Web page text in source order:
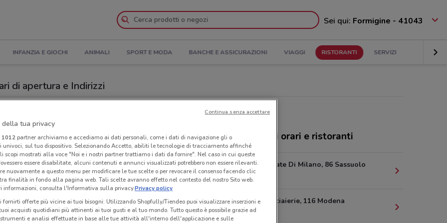
Sei qui: Formigine - 41043
INFANZIA E GIOCHI ANIMALI SPORT E MODA BANCHE E ASSICURAZIONI VIAGGI RISTORANTI SERVIZI
di apertura e Indirizzi
America Graffiti orari e ristoranti
Via 5 Giornate Di Milano, 86 Sassuolo
6.9 km
Piazzale Acciaierie, 116 Modena
10.8 km
della tua privacy
1012partner archiviamo e accediamo ai dati personali, come i dati di navigazione gli o
sul tuo dispositivo. Selezionando Accetto, abiliti le tecnologie di tracciamento affinché
scopi mostrati alla voce "Noi e i nostri partner trattiamo i dati da fornire". Nel caso in cui queste
essere disabilitate, alcuni contenuti e annunci visualizzati potrebbero non essere rilevanti.
nuovamente a questo menu per modificare le tue scelte o per revocare il consenso facendo clic
finalità in fondo alla pagina web. Tali scelte avranno effetto nel contesto del nostro Sito web.
informazioni, consulta l'Informativa sulla privacy.Privacy policy
fornirti offerte più vicine ai tuoi bisogni: Utilizzando Shopfully/Tiendeo puoi visualizzare inserzioni e
acquisti quotidiani più attinenti ai tuoi gusti e al tuo mondo. Tutto questo è possibile grazie ad
e analisi effettuate in base alle tue attività all'interno dell'applicazione e sulle
Continua senza accettare